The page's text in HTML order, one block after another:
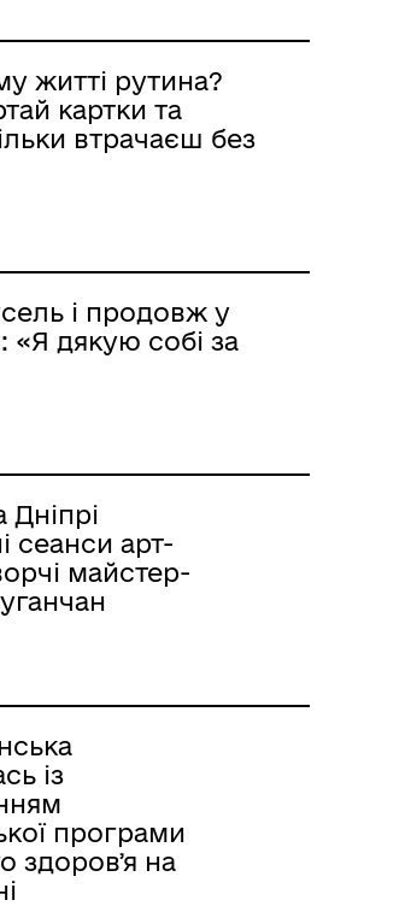
житті рутина?
картки та
втрачаєш без
і продовж у
«Я дякую собі за
Дніпрі
сеанси арт-
майстер-
із
програми
здоровʼя на